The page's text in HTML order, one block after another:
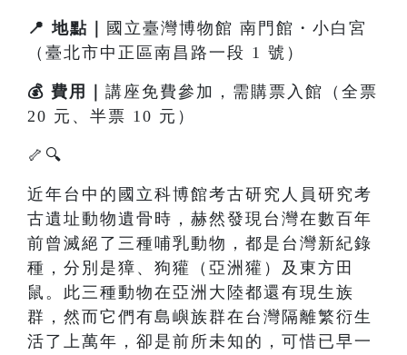
📍 地點｜ 國立臺灣博物館 南門館・小白宮
（臺北市中正區南昌路一段 1 號）
💰 費用｜ 講座免費參加，需購票入館（全票
20 元、半票 10 元）
🦴🔍
近年台中的國立科博館考古研究人員研究考
古遺址動物遺骨時，赫然發現台灣在數百年
前曾滅絕了三種哺乳動物，都是台灣新紀錄
種，分別是獐、狗獾（亞洲獾）及東方田
鼠。此三種動物在亞洲大陸都還有現生族
群，然而它們有島嶼族群在台灣隔離繁衍生
活了上萬年，卻是前所未知的，可惜已早一